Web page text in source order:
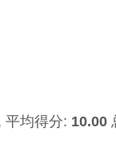
平均得分: 10.00